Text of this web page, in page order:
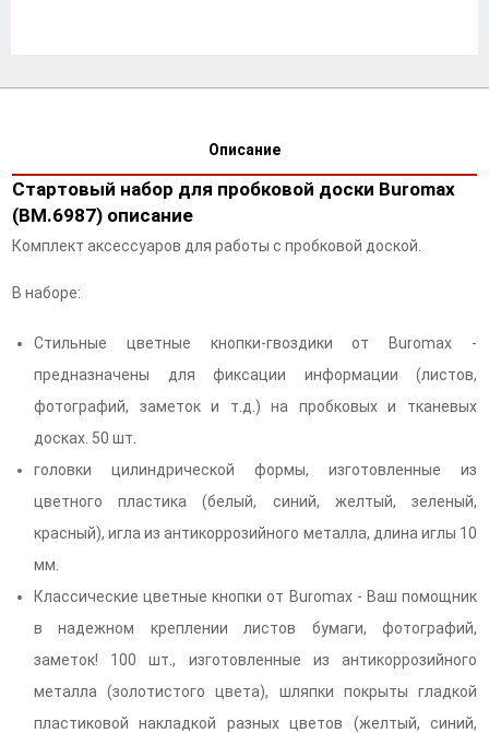
Описание
Стартовый набор для пробковой доски Buromax
(BM.6987) описание
Комплект аксессуаров для работы с пробковой доской.
В наборе:
Стильные цветные кнопки-гвоздики от Buromax -
предназначены для фиксации информации (листов,
фотографий, заметок и т.д.) на пробковых и тканевых
досках. 50 шт.
головки цилиндрической формы, изготовленные из
цветного пластика (белый, синий, желтый, зеленый,
красный), игла из антикоррозийного металла, длина иглы 10
мм.
Классические цветные кнопки от Buromax - Ваш помощник
в надежном креплении листов бумаги, фотографий,
заметок! 100 шт., изготовленные из антикоррозийного
металла (золотистого цвета), шляпки покрыты гладкой
пластиковой накладкой разных цветов (желтый, синий,